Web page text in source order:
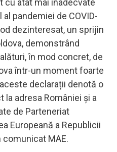
pandemiei de COVID-
dezinteresat, un sprijin
demonstrând
în mod concret, de
într-un moment foarte
declarații denotă o
adresa României și a
de Parteneriat
Europeană a Republicii
comunicat MAE.